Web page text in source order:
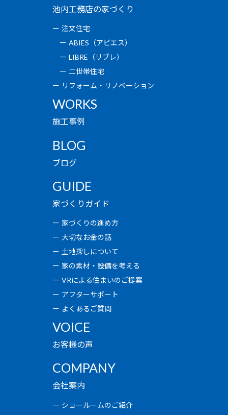
池内工務店の家づくり
注文住宅
ABIES（アビエス）
LIBRE（リブレ）
二世帯住宅
リフォーム・リノベーション
WORKS
施工事例
BLOG
ブログ
GUIDE
家づくりガイド
家づくりの進め方
大切なお金の話
土地探しについて
家の素材・設備を考える
VRによる住まいのご提案
アフターサポート
よくあるご質問
VOICE
お客様の声
COMPANY
会社案内
ショールームのご紹介